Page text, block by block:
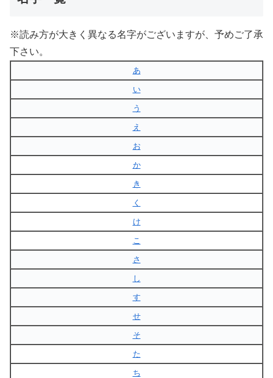
※読み方が大きく異なる名字がございますが、予めご了承
下さい。
あ
い
う
え
お
か
き
く
け
こ
さ
し
す
せ
そ
た
ち